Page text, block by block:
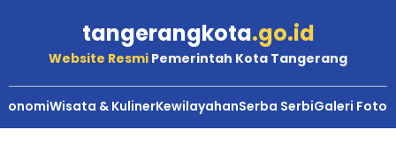
tangerangkota.go.id
Website Resmi Pemerintah Kota Tangerang
Wisata & KulinerKewilayahanSerba SerbiGaleri Foto